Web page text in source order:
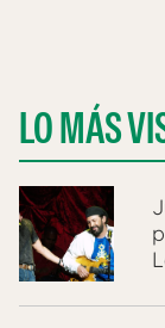
LO MÁS